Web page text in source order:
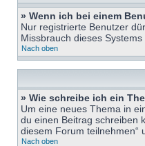
» Wenn ich bei einem
Nur registrierte Benutzer
Missbrauch dieses
Nach oben
» Wie schreibe ich ein
Um eine neues Thema in
du einen Beitrag schreiben
diesem Forum teilnehmen“
Nach oben